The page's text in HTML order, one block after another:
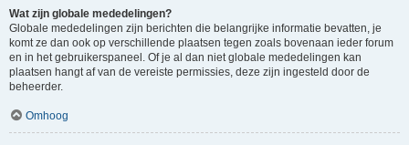
Wat zijn globale mededelingen?
Globale mededelingen zijn berichten die belangrijke informatie bevatten, je
komt ze dan ook op verschillende plaatsen tegen zoals bovenaan ieder forum
en in het gebruikerspaneel. Of je al dan niet globale mededelingen kan
plaatsen hangt af van de vereiste permissies, deze zijn ingesteld door de
beheerder.
Omhoog